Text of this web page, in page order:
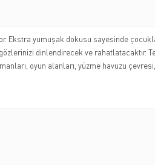
Ekstra yumuşak dokusu sayesinde
dinlendirecek ve rahatlatacaktır.
oyun alanları, yüzme havuzu